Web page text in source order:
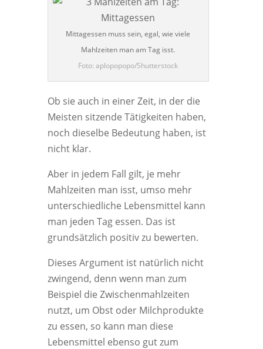
Mittagessen muss sein, egal, wie viele
Mahlzeiten man am Tag isst.
Foto: aplopopopo/Shutterstock
Ob sie auch in einer Zeit, in der die
Meisten sitzende Tätigkeiten haben,
noch dieselbe Bedeutung haben, ist
nicht klar.
Aber in jedem Fall gilt, je mehr
Mahlzeiten man isst, umso mehr
unterschiedliche Lebensmittel kann
man jeden Tag essen. Das ist
grundsätzlich positiv zu bewerten.
Dieses Argument ist natürlich nicht
zwingend, denn wenn man zum
Beispiel die Zwischenmahlzeiten
nutzt, um Obst oder Milchprodukte
zu essen, so kann man diese
Lebensmittel ebenso gut zum